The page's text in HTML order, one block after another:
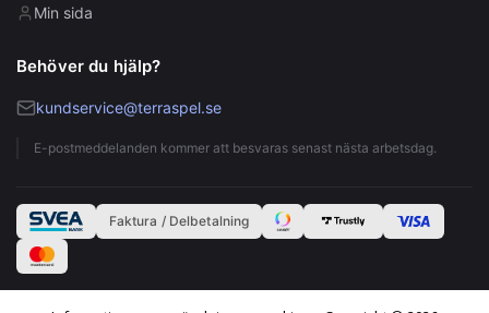
Min sida
Behöver du hjälp?
kundservice@terraspel.se
E-postmeddelanden kommer att besvaras senast nästa arbetsdag.
Faktura / Delbetalning